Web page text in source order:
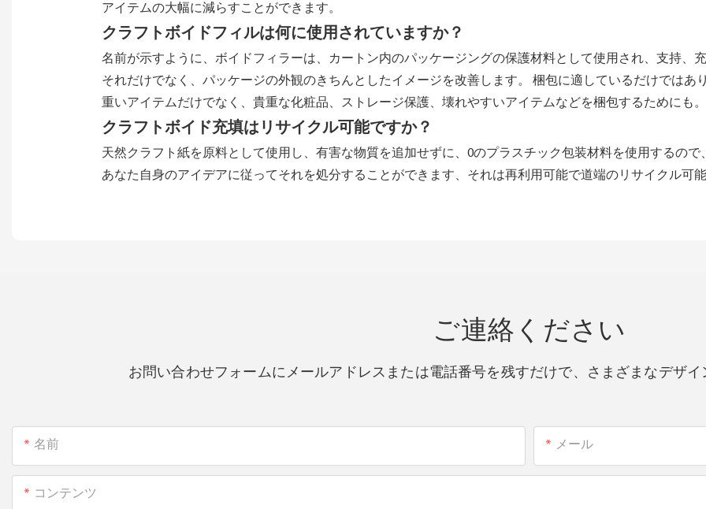
アイテムの大幅に減らすことができます。
クラフトボイドフィルは何に使用されていますか？
名前が示すように、ボイドフィラーは、カートン内のパッケージングの保護材料として使用され、支持、
それだけでなく、パッケージの外観のきちんとしたイメージを改善します。 梱包に適しているだけではあ
重いアイテムだけでなく、貴重な化粧品、ストレージ保護、壊れやすいアイテムなどを梱包するためにも。
クラフトボイド充填はリサイクル可能ですか？
天然クラフト紙を原料として使用し、有害な物質を追加せずに、0のプラスチック包装材料を使用するので
あなた自身のアイデアに従ってそれを処分することができます、それは再利用可能で道端のリサイクル可
ご連絡ください
お問い合わせフォームにメールアドレスまたは電話番号を残すだけで、さまざまなデザ
名前 メール
コンテンツ